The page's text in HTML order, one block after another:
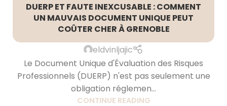
DUERP ET FAUTE INEXCUSABLE : COMMENT
UN MAUVAIS DOCUMENT UNIQUE PEUT
COÛTER CHER À GRENOBLE
eldvinljajic
Le Document Unique d'Évaluation des Risques
Professionnels (DUERP) n'est pas seulement une
obligation réglemen...
CONTINUE READING